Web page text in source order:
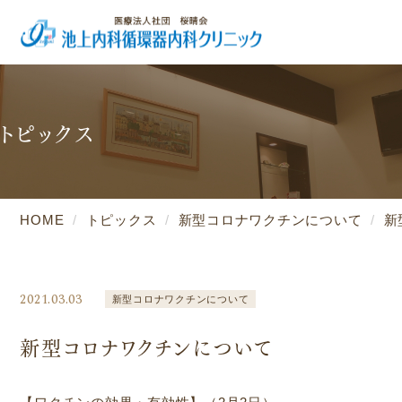
トピックス
HOME トピックス 新型コロナワクチンについて 新
2021.03.03 新型コロナワクチンについて
新型コロナワクチンについて